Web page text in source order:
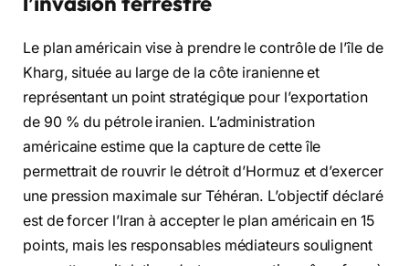
Le plan américain vise à prendre le contrôle de l’île de
Kharg, située au large de la côte iranienne et
représentant un point stratégique pour l’exportation
de 90 % du pétrole iranien. L’administration
américaine estime que la capture de cette île
permettrait de rouvrir le détroit d’Hormuz et d’exercer
une pression maximale sur Téhéran. L’objectif déclaré
est de forcer l’Iran à accepter le plan américain en 15
points, mais les responsables médiateurs soulignent